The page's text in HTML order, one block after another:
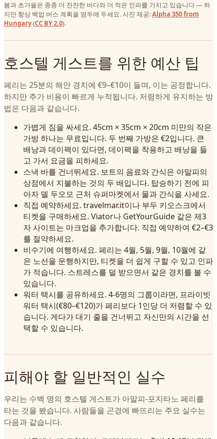
봄과 초가을은 종종 더 잔잔한 바다와 더 적은 인파를 가지고 있습니다 — 하
지만 항상 백업 버스 계획을 염두에 두세요. 사진 제공:Alpha 350 from
Hungary(CC BY 2.0).
호스텔 게스트를 위한 예산 팁
페리는 25분의 해안 경치에 €9–€10이 들며, 이는 공정합니다.
하지만 추가 비용이 빠르게 누적됩니다. 저렴하게 유지하는 방
법은 다음과 같습니다.
가볍게 짐을 싸세요. 45cm × 35cm × 20cm 미만의 작은
가방 하나는 무료입니다. 두 번째 가방은 €2입니다. 큰
배낭과 데이팩이 있다면, 데이팩을 착용하고 배낭을 들
고 가서 요금을 피하세요.
스낵 바를 건너뛰세요. 보트의 음료와 간식은 아말피의
상점에서 지불하는 것의 두 배입니다. 탑승하기 전에 피
아자 델 두오모 근처 슈퍼마켓에서 물과 간식을 사세요.
직접 예약하세요. travelmar.it이나 부두 키오스크에서
티켓을 구매하세요. Viator나 GetYourGuide 같은 제3
자 사이트는 마크업을 추가합니다. 직접 예약하여 €2–€3
를 절약하세요.
비수기에 여행하세요. 페리는 4월, 5월, 9월, 10월에 같
은 노선을 운행하지만, 티켓을 더 쉽게 구할 수 있고 인파
가 적습니다. 스트레스를 덜 받으면서 같은 경치를 볼 수
있습니다.
워터 택시를 공유하세요. 4-6명의 그룹이라면, 프라이빗
워터 택시(€80–€120)가 페리보다 1인당 더 저렴할 수 있
습니다. 게다가 대기 줄을 건너뛰고 자신만의 시간을 선
택할 수 있습니다.
피해야 할 일반적인 실수
우리는 수백 명의 호스텔 게스트가 아말피-포지타노 페리를
타는 것을 봤습니다. 사람들을 곤경에 빠뜨리는 주요 실수는
다음과 같습니다.